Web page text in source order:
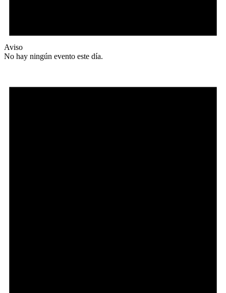
Aviso
No hay ningún evento este día.